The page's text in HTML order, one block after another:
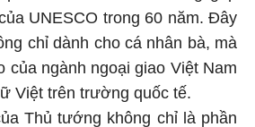
UNESCO trong 60 năm. Đây
chỉ dành cho cá nhân bà, mà
của ngành ngoại giao Việt Nam
Việt trên trường quốc tế.
Thủ tướng không chỉ là phần